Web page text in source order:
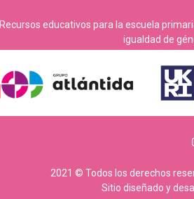
Recursos educativos para la escuela
igualdad de
2021 © Todos los derechos
Sitio diseñado y